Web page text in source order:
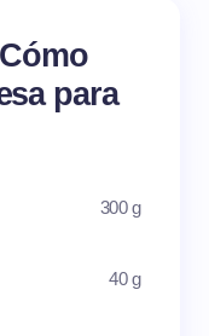
para
300 g
40 g